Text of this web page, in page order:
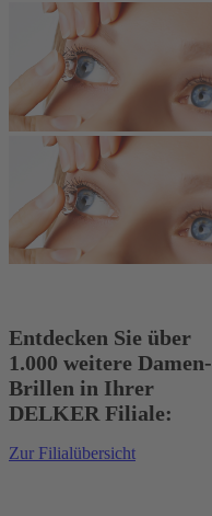
Entdecken Sie über
1.000 weitere Damen-
Brillen in Ihrer
DELKER Filiale:
Zur Filialübersicht